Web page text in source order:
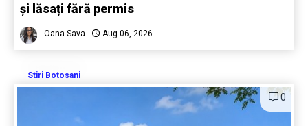
și lăsați fără permis
Oana Sava Aug 06, 2026
Stiri Botosani
0